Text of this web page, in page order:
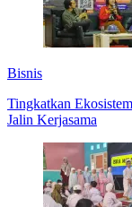
Bisnis
Tingkatkan
Jalin Kerjasama